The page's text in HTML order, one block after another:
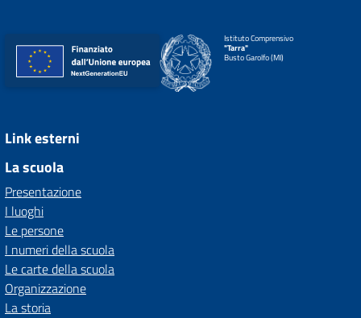
Istituto Comprensivo
"Tarra"
Busto Garolfo (MI)
Link esterni
La scuola
Presentazione
I luoghi
Le persone
I numeri della scuola
Le carte della scuola
Organizzazione
La storia